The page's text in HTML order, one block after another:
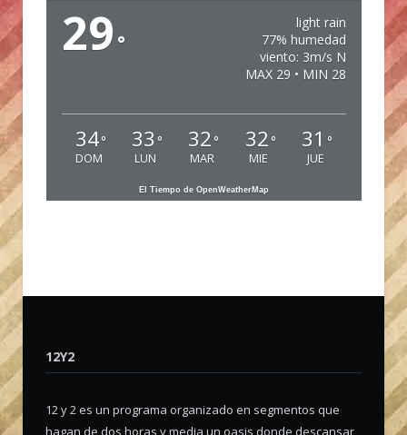
29 °
light rain
77% humedad
viento: 3m/s N
MAX 29 • MIN 28
34°
DOM
33 °
LUN
32 °
MAR
32 °
MIE
31 °
JUE
El Tiempo de OpenWeatherMap
12Y2
12 y 2 es un programa organizado en segmentos que
hagan de dos horas y media un oasis donde descansar